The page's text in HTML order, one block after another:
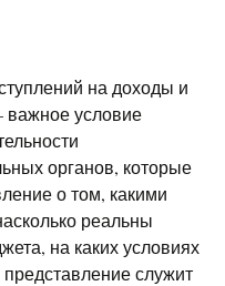
на доходы и
важное условие
органов, которые
о том, какими
реальны
на каких условиях
служит